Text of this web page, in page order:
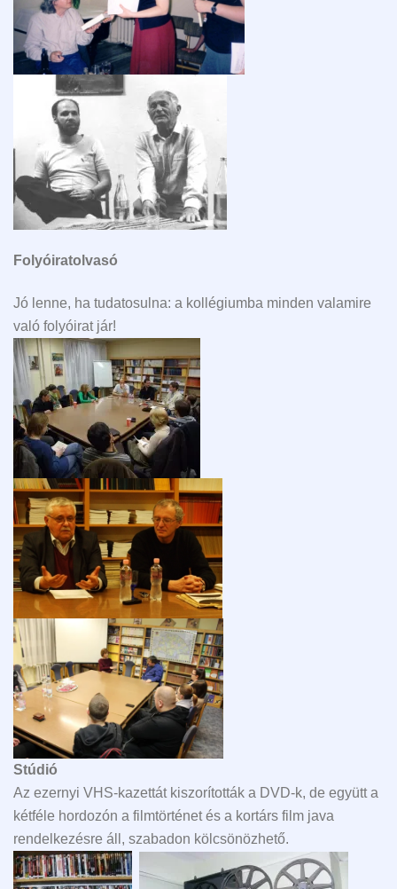
Folyóiratolvasó
Jó lenne, ha tudatosulna: a kollégiumba minden valamire
való folyóirat jár!
Stúdió
Az ezernyi VHS-kazettát kiszorították a DVD-k, de együtt a
kétféle hordozón a filmtörténet és a kortárs film java
rendelkezésre áll, szabadon kölcsönözhető.